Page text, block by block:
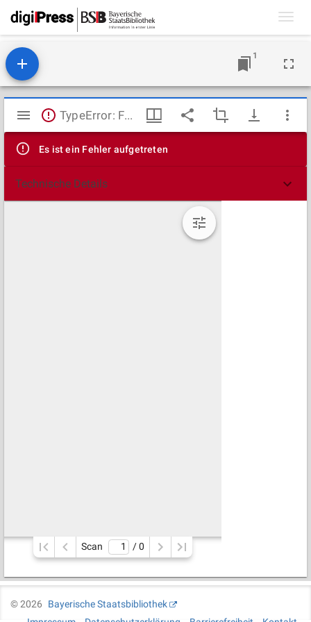
1
Mirador
Viewer
TypeError: Failed to fetch
Es ist ein Fehler aufgetreten
Technische Details
Scan / 0
©2026
Bayerische Staatsbibliothek